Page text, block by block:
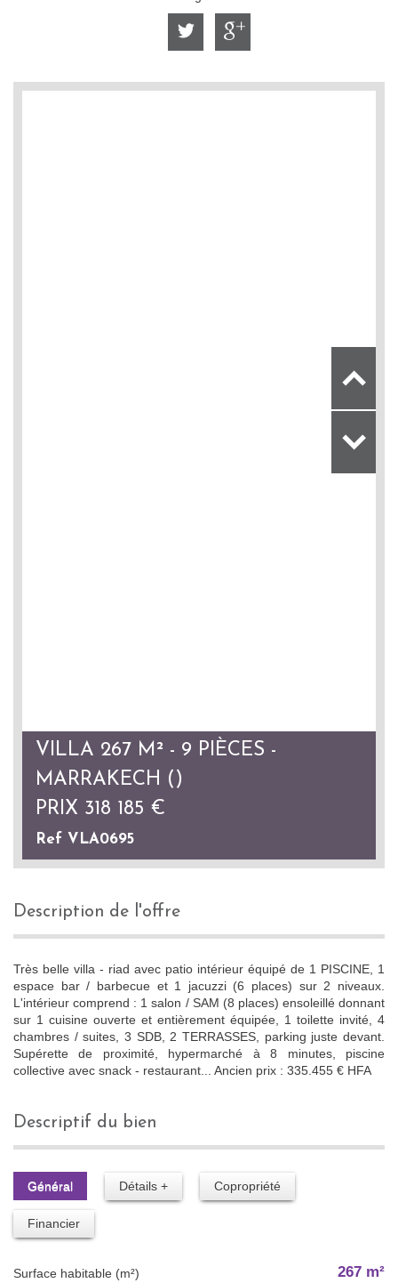
VILLA 267 M² - 9 PIÈCES -
MARRAKECH ()
PRIX 318 185 €
Ref VLA0695
description de l'offre
Très belle villa - riad avec patio intérieur équipé de 1 PISCINE, 1
espace bar / barbecue et 1 jacuzzi (6 places) sur 2 niveaux.
L'intérieur comprend : 1 salon / SAM (8 places) ensoleillé donnant
sur 1 cuisine ouverte et entièrement équipée, 1 toilette invité, 4
chambres / suites, 3 SDB, 2 TERRASSES, parking juste devant.
Supérette de proximité, hypermarché à 8 minutes, piscine
collective avec snack - restaurant... Ancien prix : 335.455 € HFA
descriptif du bien
Général Détails + Copropriété
Financier
Surface habitable (m²) 267 m²